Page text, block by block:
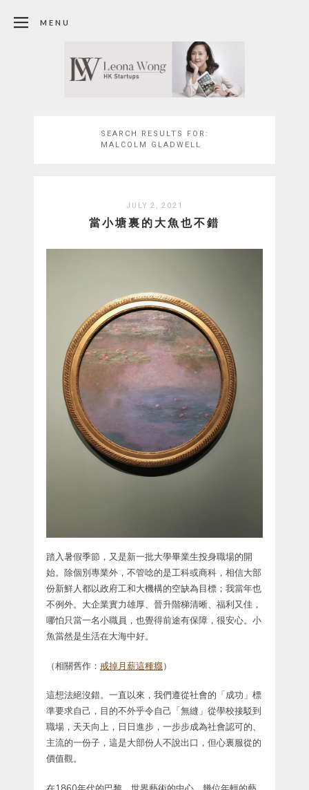
MENU
SEARCH RESULTS FOR:
MALCOLM GLADWELL
JULY 2, 2021
當小塘裏的大魚也不錯
踏入暑假季節，又是新一批大學畢業生投身職場的開
始。除個別專業外，不管唸的是工科或商科，相信大部
份新鮮人都以政府工和大機構的空缺為目標；我當年也
不例外。大企業實力雄厚、晉升階梯清晰、福利又佳，
哪怕只當一名小職員，也覺得前途有保障，很安心。小
魚當然是生活在大海中好。
（相關舊作： 戒掉月薪這種癮）
這想法絕沒錯。一直以來，我們遵從社會的「成功」標
準要求自己，目的不外乎令自己「無縫」從學校接駁到
職場，天天向上，日日進步，一步步成為社會認可的、
主流的一份子，這是大部份人不說出口，但心裏服從的
價值觀。
在1860年代的巴黎、世界藝術的中心，幾位年輕的藝